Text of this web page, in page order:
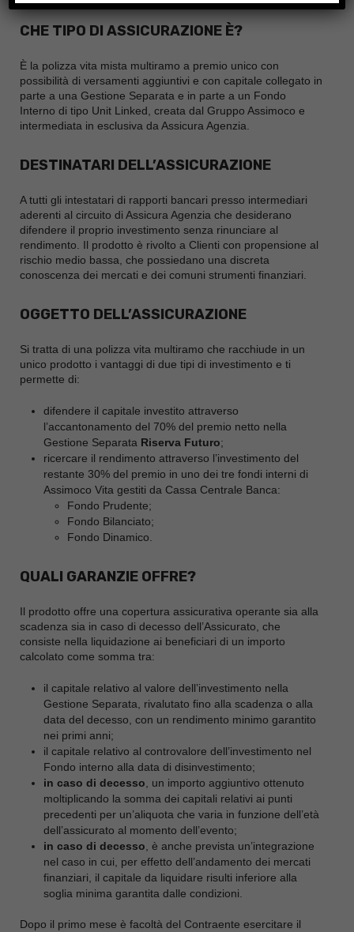
CHE TIPO DI ASSICURAZIONE È?
È la polizza vita mista multiramo a premio unico con
possibilità di versamenti aggiuntivi e con capitale collegato in
parte a una Gestione Separata e in parte a un Fondo
Interno di tipo Unit Linked, creata dal Gruppo Assimoco e
intermediata in esclusiva da Assicura Agenzia.
DESTINATARI DELL’ASSICURAZIONE
A tutti gli intestatari di rapporti bancari presso intermediari
aderenti al circuito di Assicura Agenzia che desiderano
difendere il proprio investimento senza rinunciare al
rendimento. Il prodotto è rivolto a Clienti con propensione al
rischio medio bassa, che possiedano una discreta
conoscenza dei mercati e dei comuni strumenti finanziari.
OGGETTO DELL’ASSICURAZIONE
Si tratta di una polizza vita multiramo che racchiude in un
unico prodotto i vantaggi di due tipi di investimento e ti
permette di:
difendere il capitale investito attraverso
l’accantonamento del 70% del premio netto nella
Gestione Separata Riserva Futuro;
ricercare il rendimento attraverso l’investimento del
restante 30% del premio in uno dei tre fondi interni di
Assimoco Vita gestiti da Cassa Centrale Banca:
Fondo Prudente;
Fondo Bilanciato;
Fondo Dinamico.
QUALI GARANZIE OFFRE?
Il prodotto offre una copertura assicurativa operante sia alla
scadenza sia in caso di decesso dell’Assicurato, che
consiste nella liquidazione ai beneficiari di un importo
calcolato come somma tra:
il capitale relativo al valore dell’investimento nella
Gestione Separata, rivalutato fino alla scadenza o alla
data del decesso, con un rendimento minimo garantito
nei primi anni;
il capitale relativo al controvalore dell’investimento nel
Fondo interno alla data di disinvestimento;
in caso di decesso, un importo aggiuntivo ottenuto
moltiplicando la somma dei capitali relativi ai punti
precedenti per un’aliquota che varia in funzione dell’età
dell’assicurato al momento dell’evento;
in caso di decesso, è anche prevista un’integrazione
nel caso in cui, per effetto dell’andamento dei mercati
finanziari, il capitale da liquidare risulti inferiore alla
soglia minima garantita dalle condizioni.
Dopo il primo mese è facoltà del Contraente esercitare il